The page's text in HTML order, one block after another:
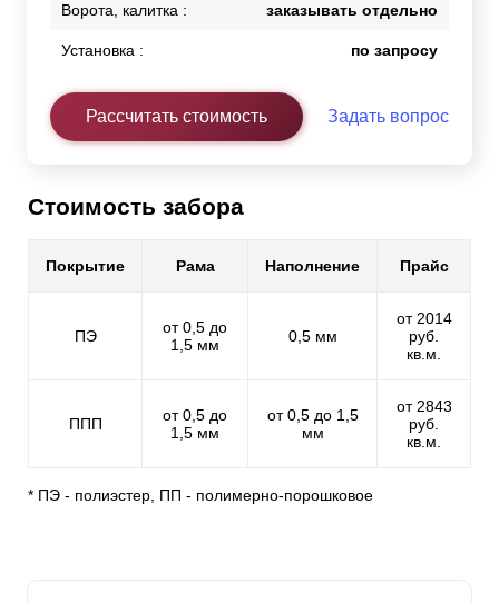
Ворота, калитка : заказывать отдельно
Установка : по запросу
Рассчитать стоимость Задать вопрос
Стоимость забора
Покрытие Рама Наполнение Прайс
ПЭ
от 0,5 до
1,5 мм
0,5 мм
от 2014
руб.
кв.м.
ППП
от 0,5 до
1,5 мм
от 0,5 до 1,5
мм
от 2843
руб.
кв.м.
* ПЭ - полиэстер, ПП - полимерно-порошковое